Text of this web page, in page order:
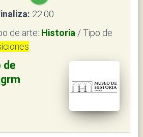
22:00
de arte: Historia / Tipo de
de